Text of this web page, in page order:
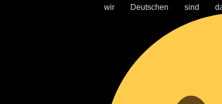
wir Deutschen sind